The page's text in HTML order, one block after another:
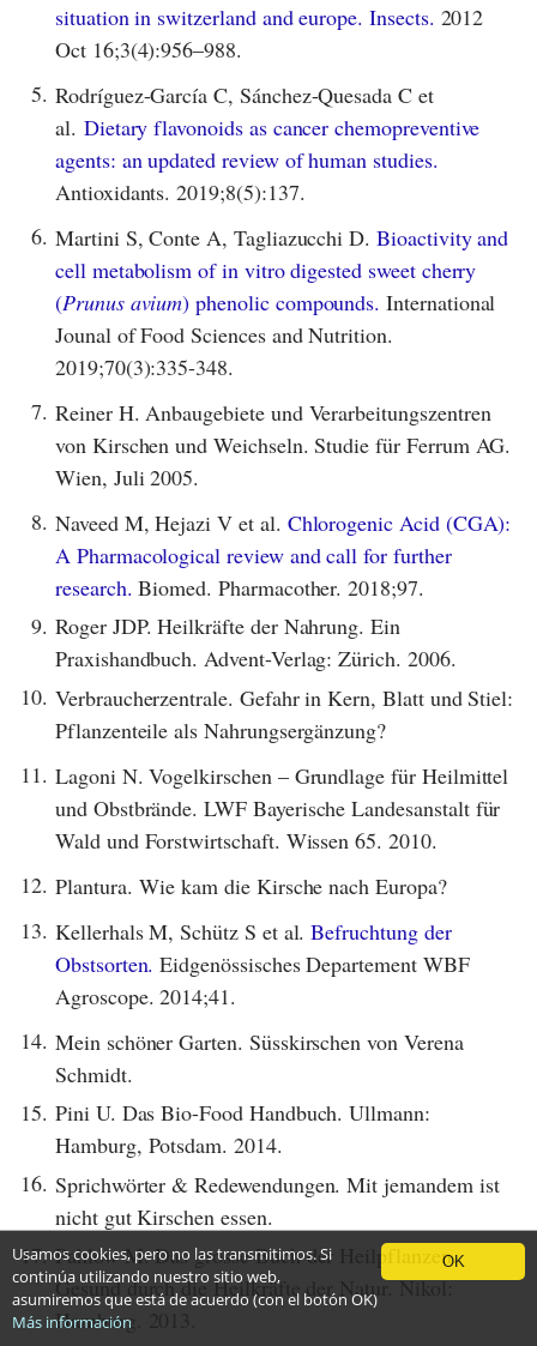
situation in switzerland and europe. Insects. 2012
Oct 16;3(4):956–988.
5. Rodríguez-García C, Sánchez-Quesada C et
al. Dietary flavonoids as cancer chemopreventive
agents: an updated review of human studies.
Antioxidants. 2019;8(5):137.
6. Martini S, Conte A, Tagliazucchi D.Bioactivity and
cell metabolism of in vitro digested sweet cherry
(Prunus avium) phenolic compounds. International
Jounal of Food Sciences and Nutrition.
2019;70(3):335-348.
7. Reiner H. Anbaugebiete und Verarbeitungszentren
von Kirschen und Weichseln. Studie für Ferrum AG.
Wien, Juli 2005.
8. Naveed M, Hejazi V et al. Chlorogenic Acid (CGA):
A Pharmacological review and call for further
research. Biomed. Pharmacother. 2018;97.
9. Roger JDP. Heilkräfte der Nahrung. Ein
Praxishandbuch. Advent-Verlag: Zürich. 2006.
10. Verbraucherzentrale. Gefahr in Kern, Blatt und Stiel:
Pflanzenteile als Nahrungsergänzung?
11. Lagoni N. Vogelkirschen – Grundlage für Heilmittel
und Obstbrände. LWF Bayerische Landesanstalt für
Wald und Forstwirtschaft. Wissen 65. 2010.
12. Plantura. Wie kam die Kirsche nach Europa?
13. Kellerhals M, Schütz S et al.Befruchtung der
Obstsorten. Eidgenössisches Departement WBF
Agroscope. 2014;41.
14. Mein schöner Garten. Süsskirschen von Verena
Schmidt.
15. Pini U. Das Bio-Food Handbuch. Ullmann:
Hamburg, Potsdam. 2014.
16. Sprichwörter & Redewendungen. Mit jemandem ist
nicht gut Kirschen essen.
17. Pahlow M. Das grosse Buch der Heilpflanzen.
Gesund durch die Heilkräfte der Natur. Nikol:
Hamburg. 2013.
OK
Usamos cookies, pero no las transmitimos. Si
continúa utilizando nuestro sitio web,
asumiremos que está de acuerdo (con el botón OK)
Más información